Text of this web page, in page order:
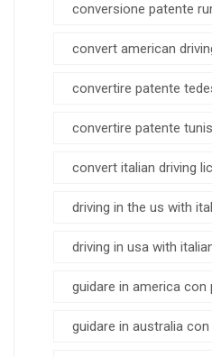
conversione patente
convert american
convertire patente
convertire patente
convert italian driving
driving in the us with
driving in usa with
guidare in america con
guidare in australia